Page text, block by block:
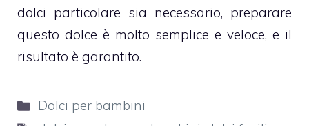
dolci particolare sia necessario, preparare
questo dolce è molto semplice e veloce, e il
risultato è garantito.
Categorie
Dolci per bambini